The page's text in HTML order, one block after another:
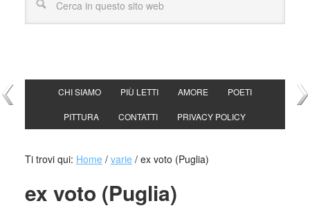
CHI SIAMO PIÙ LETTI AMORE POETI
PITTURA CONTATTI PRIVACY POLICY
Ti trovi qui: Home / varie /ex voto (Puglia)
ex voto (Puglia)